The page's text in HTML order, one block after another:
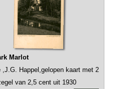
Marlot
,J.G. Happel,gelopen kaart met 2
van 2,5 cent uit 1930